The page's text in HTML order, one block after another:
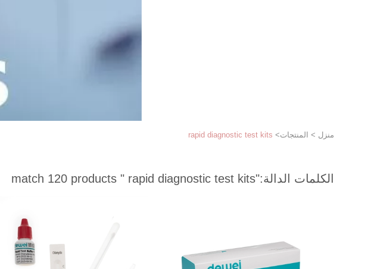
منزل > المنتجات>
rapid diagnostic test kits
الكلمات الدالة:"rapid diagnostic test kits "